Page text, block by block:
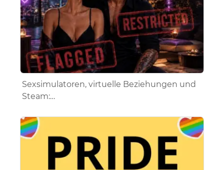
Sexsimulatoren, virtuelle Beziehungen und
Steam:…